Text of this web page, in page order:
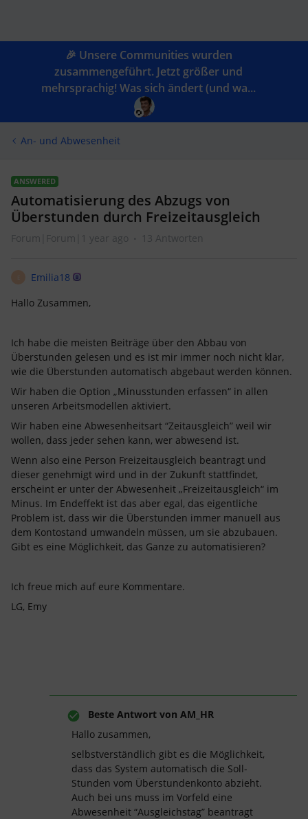
🎉 Unsere Communities wurden
zusammengeführt. Jetzt größer und
mehrsprachig! Was sich ändert (und wa...
An- und Abwesenheit
ANSWERED
Automatisierung des Abzugs von
Überstunden durch Freizeitausgleich
Forum|Forum|1 year ago 13 Antworten
Emilia18
Hallo Zusammen,
Ich habe die meisten Beiträge über den Abbau von
Überstunden gelesen und es ist mir immer noch nicht klar,
wie die Überstunden automatisch abgebaut werden können.
Wir haben die Option „Minusstunden erfassen“ in allen
unseren Arbeitsmodellen aktiviert.
Wir haben eine Abwesenheitsart “Zeitausgleich” weil wir
wollen, dass jeder sehen kann, wer abwesend ist.
Wenn also eine Person Freizeitausgleich beantragt und
dieser genehmigt wird und in der Zukunft stattfindet,
erscheint er unter der Abwesenheit „Freizeitausgleich“ im
Minus. Im Endeffekt ist das aber egal, das eigentliche
Problem ist, dass wir die Überstunden immer manuell aus
dem Kontostand umwandeln müssen, um sie abzubauen.
Gibt es eine Möglichkeit, das Ganze zu automatisieren?
Ich freue mich auf eure Kommentare.
LG, Emy
Beste Antwort von AM_HR
Hallo zusammen,
selbstverständlich gibt es die Möglichkeit,
dass das System automatisch die Soll-
Stunden vom Überstundenkonto abzieht.
Auch bei uns muss im Vorfeld eine
Abwesenheit “Ausgleichstag” beantragt